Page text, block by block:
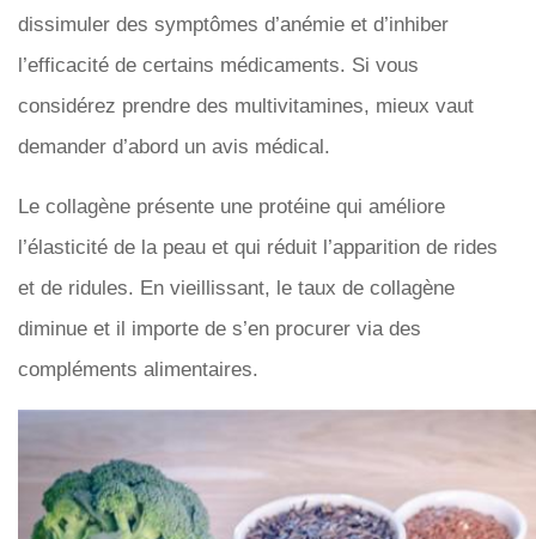
dissimuler des symptômes d’anémie et d’inhiber
l’efficacité de certains médicaments. Si vous
considérez prendre des multivitamines, mieux vaut
demander d’abord un avis médical.
Le collagène présente une protéine qui améliore
l’élasticité de la peau et qui réduit l’apparition de rides
et de ridules. En vieillissant, le taux de collagène
diminue et il importe de s’en procurer via des
compléments alimentaires.